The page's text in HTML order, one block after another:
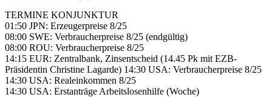
TERMINE KONJUNKTUR
01:50 JPN: Erzeugerpreise 8/25
08:00 SWE: Verbraucherpreise 8/25 (endgültig)
08:00 ROU: Verbraucherpreise 8/25
14:15 EUR: Zentralbank, Zinsentscheid (14.45 Pk mit EZB-
Präsidentin Christine Lagarde) 14:30 USA: Verbraucherpreise 8/25
14:30 USA: Realeinkommen 8/25
14:30 USA: Erstanträge Arbeitslosenhilfe (Woche)